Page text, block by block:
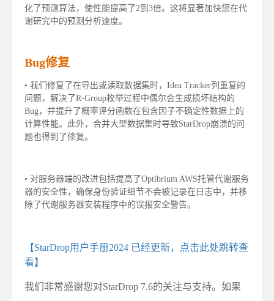
化了预测算法，使性能提高了2到3倍。这将显著加快您在代
谢研究中的预测分析速度。
Bug修复
• 我们修复了在导出或读取数据集时，Idea Tracker列重复的
问题，解决了R-Group枚举过程中偶尔会生成损坏结构的
Bug，并提升了概率评分函数在包含因子不确定性数据上的
计算性能。此外，合并大型数据集时导致StarDrop崩溃的问
题也得到了修复。
• 对服务器端的改进包括提高了Optibrium AWS托管代谢服务
器的安全性，确保身份验证细节不会被记录在日志中，并移
除了代谢服务器安装程序中的误报安全警告。
【StarDrop用户手册2024 已经更新，点击此处跳转查
看】
我们非常感谢您对StarDrop 7.6的关注与支持。如果